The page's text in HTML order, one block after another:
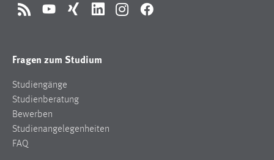
RSS YouTubeXing LinkedInInstagramFacebook
Fragen zum Studium
Studiengänge
Studienberatung
Bewerben
Studienangelegenheiten
FAQ